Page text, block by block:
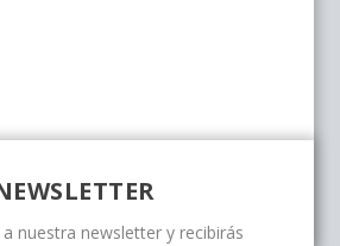
nuestra newsletter y recibirás